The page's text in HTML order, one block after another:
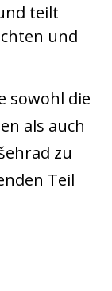
teilt
und
sowohl die
als auch
zu
Teil